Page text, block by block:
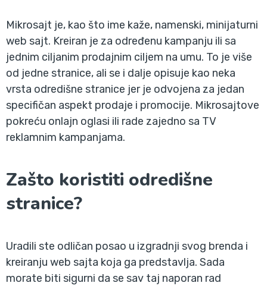
Mikrosajt je, kao što ime kaže, namenski, minijaturni
web sajt. Kreiran je za određenu kampanju ili sa
jednim ciljanim prodajnim ciljem na umu. To je više
od jedne stranice, ali se i dalje opisuje kao neka
vrsta odredišne stranice jer je odvojena za jedan
specifičan aspekt prodaje i promocije. Mikrosajtove
pokreću onlajn oglasi ili rade zajedno sa TV
reklamnim kampanjama.
Zašto koristiti odredišne
stranice?
Uradili ste odličan posao u izgradnji svog brenda i
kreiranju web sajta koja ga predstavlja. Sada
morate biti sigurni da se sav taj naporan rad